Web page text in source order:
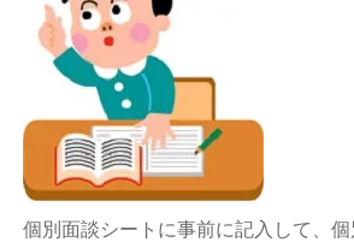
個別面談シートに事前に記入して、